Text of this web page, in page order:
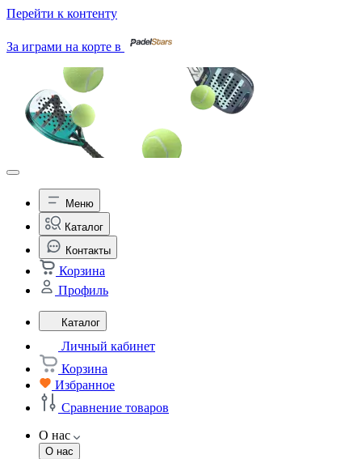
Перейти к контенту
За играми на корте в
Меню
Каталог
Контакты
Корзина
Профиль
Каталог
Личный кабинет
Корзина
Избранное
Сравнение товаров
О нас
О нас